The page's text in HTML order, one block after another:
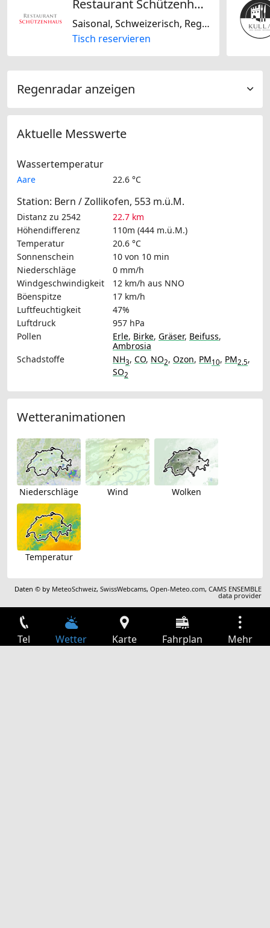
Restaurant Schützenhaus Biel
Saisonal, Schweizerisch, Regional
Tisch reservieren
Regenradar anzeigen
Aktuelle Messwerte
Wassertemperatur
Aare 22.6 °C
Station: Bern / Zollikofen, 553 m.ü.M.
Distanz zu 2542
22.7 km
Höhendifferenz
110m (444 m.ü.M.)
Temperatur
20.6 °C
Sonnenschein
10 von 10 min
Niederschläge
0 mm/h
Windgeschwindigkeit
12 km/h aus NNO
Böenspitze
17 km/h
Luftfeuchtigkeit
47%
Luftdruck
957 hPa
Pollen
Erle, Birke, Gräser, Beifuss,
Ambrosia
Schadstoffe
NH3, CO, NO2, Ozon, PM10, PM2.5,
SO2
Wetteranimationen
Niederschläge Wind Wolken
Temperatur
Daten © by MeteoSchweiz,SwissWebcams,Open-Meteo.com,CAMS ENSEMBLE
data provider
Tel Wetter Karte Fahrplan Mehr